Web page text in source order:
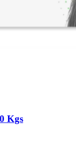
Kgs